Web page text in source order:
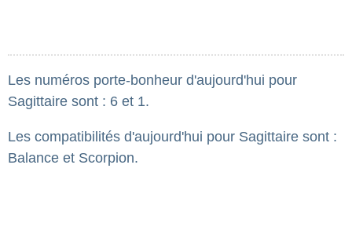
Les numéros porte-bonheur d'aujourd'hui pour
Sagittaire sont : 6 et 1.
Les compatibilités d'aujourd'hui pour Sagittaire sont :
Balance et Scorpion.